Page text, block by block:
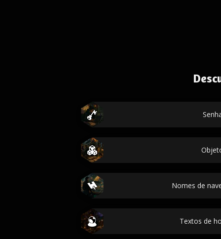
Nomes de
Textos de